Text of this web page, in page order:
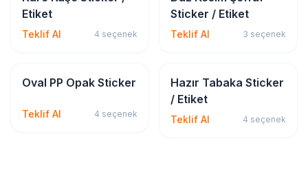
Etiket
Teklif Al 4 seçenek
Sticker / Etiket
Teklif Al 3 seçenek
Sticker & Etiket
Oval PP Opak Sticker
Teklif Al 4 seçenek
Sticker & Etiket
Hazır Tabaka Sticker
/ Etiket
Teklif Al 4 seçenek